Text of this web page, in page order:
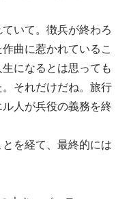
いて。徴兵が終わろ
曲に惹かれているこ
になるとは思っても
それだけだね。旅行
人が兵役の義務を終
を経て、最終的には